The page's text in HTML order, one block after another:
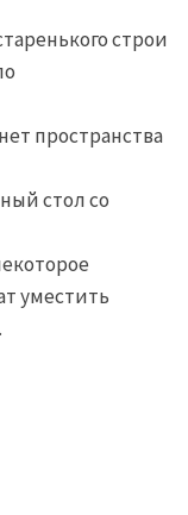
строи
пространства
стол со
уместить